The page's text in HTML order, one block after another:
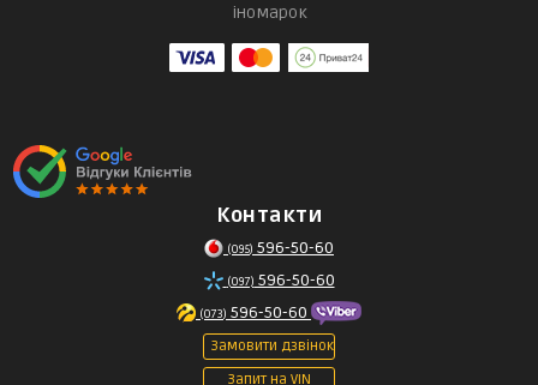
іномарок
Контакти
(095) 596-50-60
(097) 596-50-60
(073) 596-50-60
Замовити дзвінок
Запит на VIN